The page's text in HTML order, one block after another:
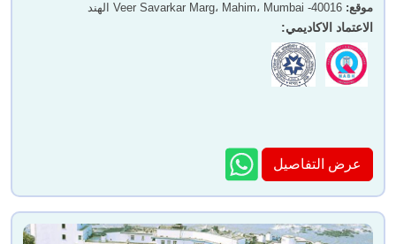
موقع: Veer Savarkar Marg، Mahim، Mumbai -40016 الهند
الاعتماد الاكاديمي:
عرض التفاصيل